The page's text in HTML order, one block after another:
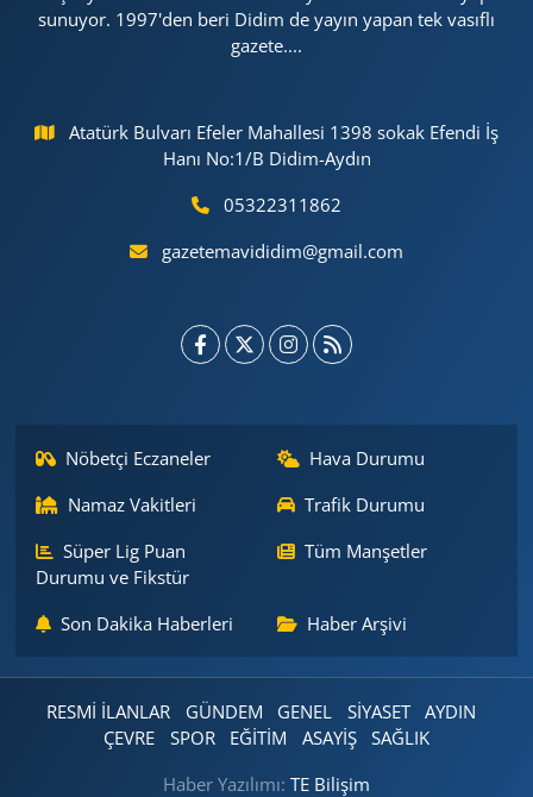
sunuyor. 1997'den beri Didim de yayın yapan tek vasıflı
gazete....
Atatürk Bulvarı Efeler Mahallesi 1398 sokak Efendi İş
Hanı No:1/B Didim-Aydın
05322311862
gazetemavididim@gmail.com
Nöbetçi Eczaneler
Hava Durumu
Namaz Vakitleri
Trafik Durumu
Süper Lig Puan
Durumu ve Fikstür
Tüm Manşetler
Son Dakika Haberleri Haber Arşivi
RESMİ İLANLAR GÜNDEM GENEL SİYASET
AYDIN
ÇEVRE
SPOR EĞİTİM ASAYİŞ
SAĞLIK
Haber Yazılımı: TE Bilişim